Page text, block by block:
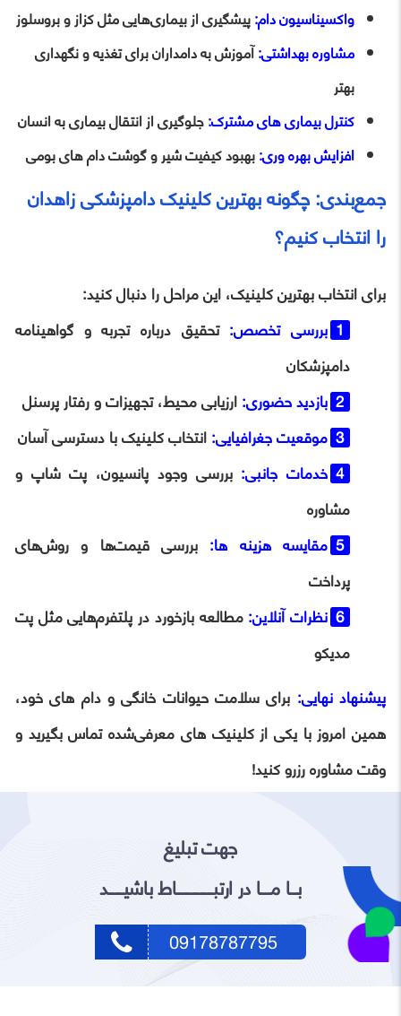
واکسیناسیون دام:پیشگیری از بیماری‌هایی مثل کزاز و بروسلوز
مشاوره بهداشتی:آموزش به دامداران برای تغذیه و نگهداری
بهتر
کنترل بیماری‌ های مشترک:جلوگیری از انتقال بیماری به انسان
افزایش بهره‌ وری:بهبود کیفیت شیر و گوشت دام‌ های بومی
جمع‌بندی: چگونه بهترین کلینیک دامپزشکی زاهدان
را انتخاب کنیم؟
برای انتخاب بهترین کلینیک، این مراحل را دنبال کنید:
بررسی تخصص: تحقیق درباره تجربه و گواهینامه
دامپزشکان
بازدید حضوری:ارزیابی محیط، تجهیزات و رفتار پرسنل
موقعیت جغرافیایی:انتخاب کلینیک با دسترسی آسان
خدمات جانبی: بررسی وجود پانسیون، پت‌ شاپ و
مشاوره
مقایسه هزینه‌ ها: بررسی قیمت‌ها و روش‌های
پرداخت
نظرات آنلاین:مطالعه بازخورد در پلتفرم‌هایی مثل پت‌
مدیکو
پیشنهاد نهایی: برای سلامت حیوانات خانگی و دام‌ های خود،
همین امروز با یکی از کلینیک‌ های معرفی‌شده تماس بگیرید و
وقت مشاوره رزرو کنید!
جهت تبلیغ
بـــا مــــا در ارتبـــــــــــــــاط باشیــــــد
09178787795